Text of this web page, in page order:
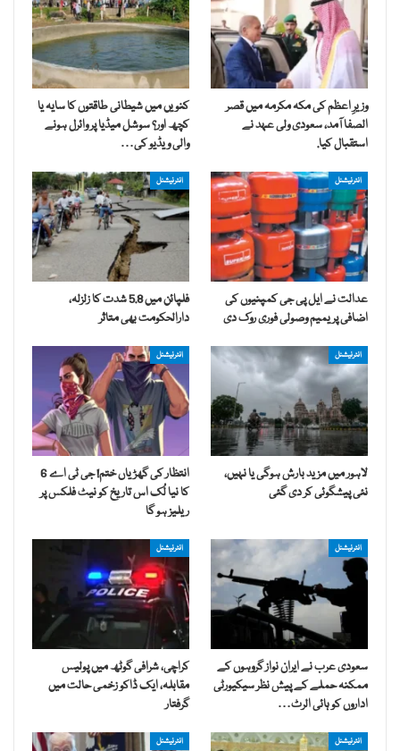
وزیرِ اعظم کی مکہ مکرمہ میں قصر
الصفا آمد، سعودی ولی عہد نے
استقبال کیا.
کنویں میں شیطانی طاقتوں کا سایہ یا
کچھ اور؟ سوشل میڈیا پر وائرل ہونے
والی ویڈیو کی…
انٹرنیشنل
عدالت نے ایل پی جی کمپنیوں کی
اضافی پریمیم وصولی فوری روک دی
انٹرنیشنل
فلپائن میں 5.8 شدت کا زلزلہ،
دارالحکومت بھی متاثر
انٹرنیشنل
لاہور میں مزید بارش ہوگی یا نہیں،
نئی پیشگوئی کر دی گئی
انٹرنیشنل
انتظار کی گھڑیاں ختم! جی ٹی اے 6
کا نیا لُک اس تاریخ کو نیٹ فلکس پر
ریلیز ہو گا
انٹرنیشنل
سعودی عرب نے ایران نواز گروہوں کے
ممکنہ حملے کے پیش نظر سیکیورٹی
اداروں کو ہائی الرٹ…
انٹرنیشنل
کراچی، شرافی گوٹھ میں پولیس
مقابلہ، ایک ڈاکو زخمی حالت میں
گرفتار
انٹرنیشنل انٹرنیشنل